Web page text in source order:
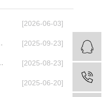
[2026-06-03]
[2025-09-23]
[2025-08-23]
[2025-06-20]